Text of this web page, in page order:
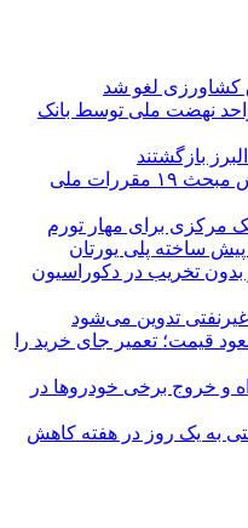
کشاورزی لغو شد
بیش از ۳۹۶ هزار واحد نهضت ملی توسط بانک
تمدید اجرای همزمان دو ویرایش مبحث ۱۹ مقررات ملی
مرکزی برای مهار تورم
پیش ساخته پلی یورتان
تخریب در دکوراسیون
تدوین می‌شود
قیمت؛ تعمیر جای خرید را
و خروج برخی خودروها در
به یک روز در هفته کاهش